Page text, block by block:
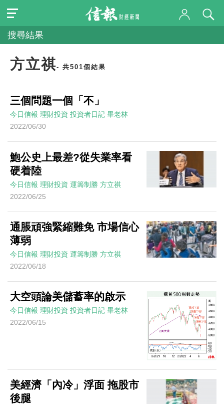
搜尋結果
方立祺- 共501個結果
三個問題一個「不」
今日信報 理財投資 投資者日記 畢老林
2022/06/30
鮑公史上最差?從失業率看
硬着陸
今日信報 理財投資 運籌制勝 方立祺
2022/06/25
通脹頑強緊縮難免 市場信心
薄弱
今日信報 理財投資 運籌制勝 方立祺
2022/06/18
大空頭論美儲蓄率的啟示
今日信報 理財投資 投資者日記 畢老林
2022/06/15
美經濟「內冷」浮面 拖股市
後腿